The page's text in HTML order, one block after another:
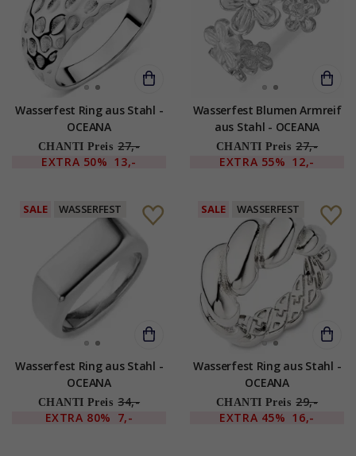
Wasserfest Ring aus Stahl -
OCEANA
CHANTI Preis 27,-
EXTRA 50% 13,-
Wasserfest Blumen Armreif
aus Stahl - OCEANA
CHANTI Preis 27,-
EXTRA 55% 12,-
SALE WASSERFEST
Wasserfest Ring aus Stahl -
OCEANA
CHANTI Preis 34,-
EXTRA 80% 7,-
SALE WASSERFEST
Wasserfest Ring aus Stahl -
OCEANA
CHANTI Preis 29,-
EXTRA 45% 16,-